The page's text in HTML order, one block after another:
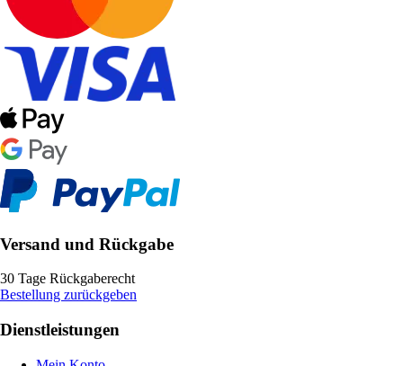
Versand und Rückgabe
30 Tage Rückgaberecht
Bestellung zurückgeben
Dienstleistungen